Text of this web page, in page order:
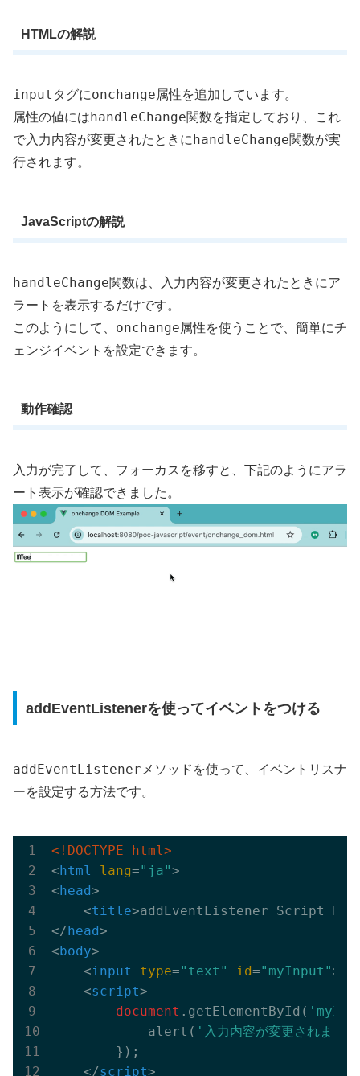
HTMLの解説
input タグにonchange属性を追加しています。
属性の値には handleChange関数を指定しており、これ
で入力内容が変更されたときに handleChange関数が実
行されます。
JavaScriptの解説
handleChange関数は、入力内容が変更されたときにア
ラートを表示するだけです。
このようにして、 onchange属性を使うことで、簡単にチ
ェンジイベントを設定できます。
動作確認
入力が完了して、フォーカスを移すと、下記のようにアラ
ート表示が確認できました。
addEventListenerを使ってイベントをつける
addEventListener メソッドを使って、イベントリスナ
ーを設定する方法です。
<!DOCTYPE html>
< html lang="ja">
< head>
<title>addEventListener Script
</ head>
< body>
<input type="text" id="myInput">
<script>
document .getElementById(
            alert(
'入力内容が変更されまし
        });
</script>